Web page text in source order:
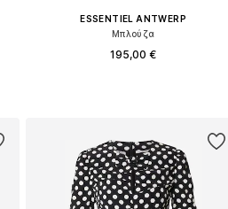
ESSENTIEL ANTWERP
Μπλούζα
195,00 €